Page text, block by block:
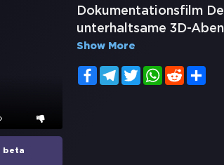
beta
Dokumentationsfilm
unterhaltsame 3D-
Show More
FacebookTelegramTwitterWhatsApp
Reddit